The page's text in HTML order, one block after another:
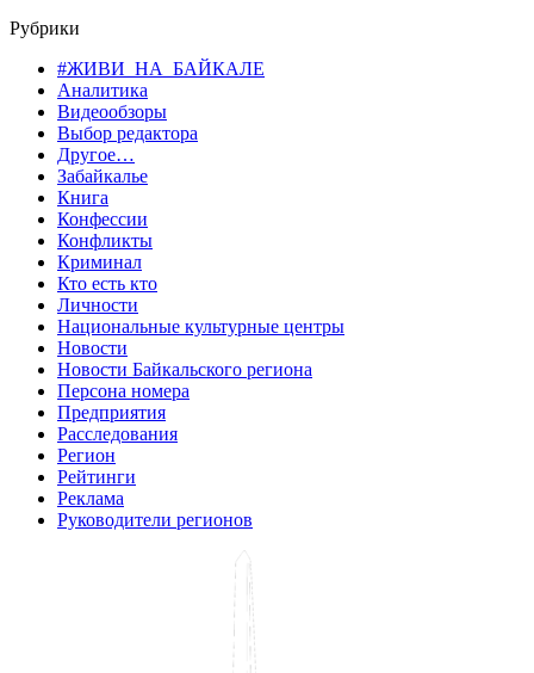
Рубрики
#ЖИВИ_НА_БАЙКАЛЕ
Аналитика
Видеообзоры
Выбор редактора
Другое…
Забайкалье
Книга
Конфессии
Конфликты
Криминал
Кто есть кто
Личности
Национальные культурные центры
Новости
Новости Байкальского региона
Персона номера
Предприятия
Расследования
Регион
Рейтинги
Реклама
Руководители регионов